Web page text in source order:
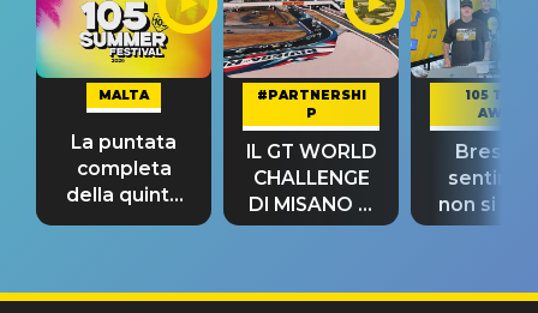
MALTA
La puntata
completa
della quinta
tappa
#PARTNERSHI
P
IL GT WORLD
CHALLENGE
DI MISANO si
riconferma
105 TAKE
AWAY
Bresh:
non si
fino alla